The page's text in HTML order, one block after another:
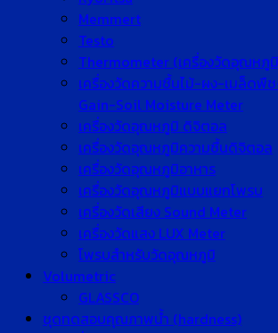
Memmert
Testo
Thermometer (เครื่องวัดอุณหภู
เครื่องวัดความชื้นไม้-ผง-เมล็ด
Gain-Soil Moisture Meter
เครื่องวัดอุณหภูมิ ดิจิตอล
เครื่องวัดอุณหภูมิความชื้นดิจิตอล
เครื่องวัดอุณหภูมิอาหาร
เครื่องวัดอุณหภูมิแบบแยกโพรบ
เครื่องวัดเสียง Sound Meter
เครื่องวัดแสง LUX Meter
โพรบสำหรับวัดอุณหภูมิ
Volumetric
GLASSCO
ชุดทดสอบคุณภาพน้ำ (hardness)